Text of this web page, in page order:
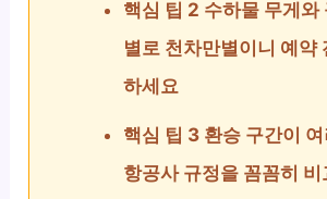
핵심 팁 2 수하물 무게와
별로 천차만별이니 예약
하세요
핵심 팁 3 환승 구간이
항공사 규정을 꼼꼼히